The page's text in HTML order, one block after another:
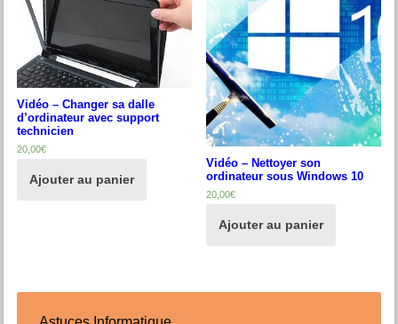
Vidéo – Changer sa dalle
d’ordinateur avec support
technicien
20,00€
Ajouter au panier
Vidéo – Nettoyer son
ordinateur sous Windows 10
20,00€
Ajouter au panier